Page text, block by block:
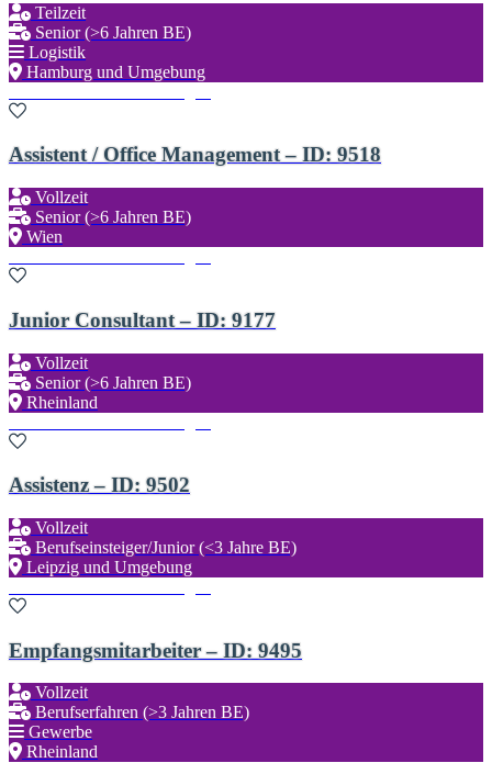
Teilzeit
Senior (>6 Jahren BE)
Logistik
Hamburg und Umgebung
Assistent / Office Management – ID: 9518
Vollzeit
Senior (>6 Jahren BE)
Wien
Junior Consultant – ID: 9177
Vollzeit
Senior (>6 Jahren BE)
Rheinland
Assistenz – ID: 9502
Vollzeit
Berufseinsteiger/Junior (<3 Jahre BE)
Leipzig und Umgebung
Empfangsmitarbeiter – ID: 9495
Vollzeit
Berufserfahren (>3 Jahren BE)
Gewerbe
Rheinland